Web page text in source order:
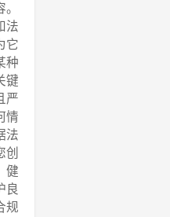
法
它
种
键
严
情
法
创
健
良
规